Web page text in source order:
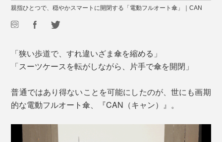
親指ひとつで、穏やかスマートに開閉する「電動フルオート傘」｜CAN
「狭い歩道で、すれ違いざま傘を縮める」
「スーツケースを転がしながら、片手で傘を開閉」
普通ではあり得ないことを可能にしたのが、世にも画期
的な電動フルオート傘、『CAN（キャン）』。